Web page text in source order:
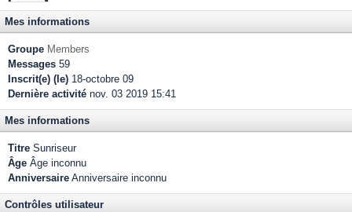
Mes informations
Groupe Members
Messages 59
Inscrit(e) (le) 18-octobre 09
Dernière activité nov. 03 2019 15:41
Mes informations
Titre Sunriseur
Âge Âge inconnu
Anniversaire Anniversaire inconnu
Contrôles utilisateur